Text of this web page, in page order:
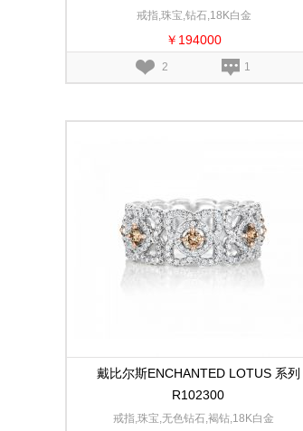
戒指,珠宝,钻石,18K白金
￥194000
2 1
戴比尔斯ENCHANTED LOTUS 系列
R102300
戒指,珠宝,无色钻石,褐钻,18K白金